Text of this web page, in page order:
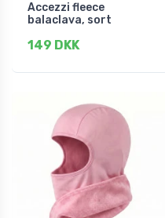
Accezzi fleece
balaclava, sort
149 DKK